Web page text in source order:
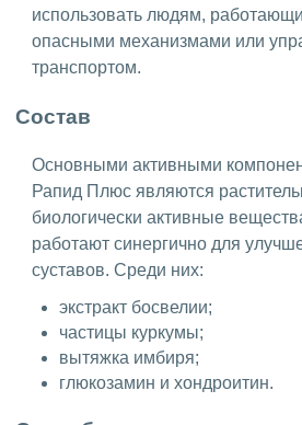
использовать людям,
опасными механизмами или
транспортом.
Состав
Основными активными
Рапид Плюс являются
биологически активные
работают синергично для
суставов. Среди них:
экстракт босвелии;
частицы куркумы;
вытяжка имбиря;
глюкозамин и хондроитин.